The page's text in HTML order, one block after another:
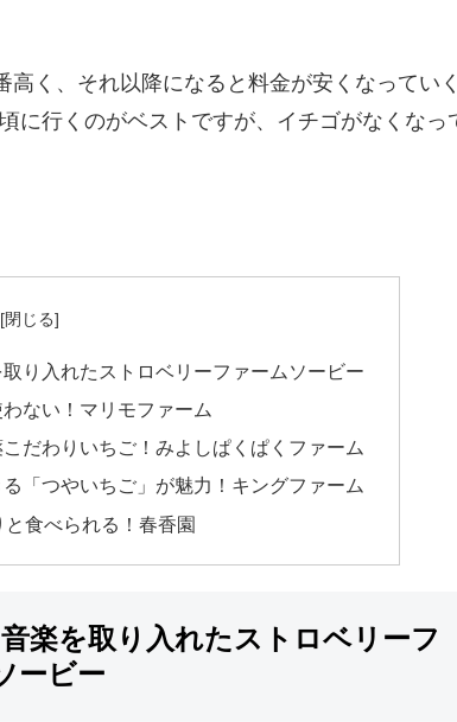
く、それ以降になると料金が安くなっていく
に行くのがベストですが、イチゴがなくなっ
り入れたストロベリーファームソービー
ない！マリモファーム
だわりいちご！みよしぱくぱくファーム
「つやいちご」が魅力！キングファーム
食べられる！春香園
楽を取り入れたストロベリーフ
ービー